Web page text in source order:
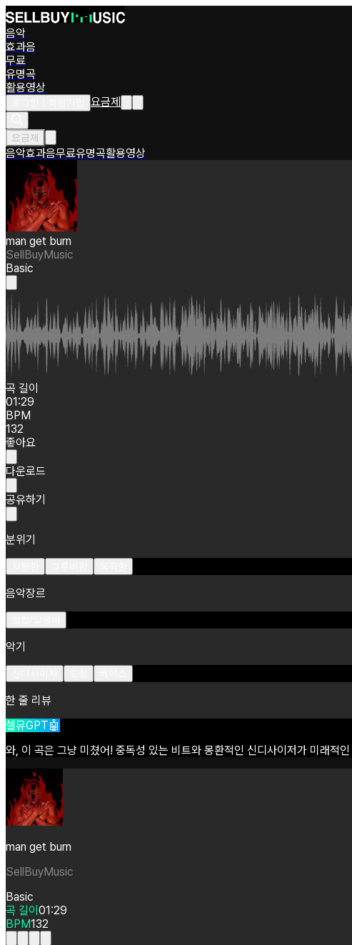
음악
효과음
무료
유명곡
활용영상
요금제
요금제
음악효과음무료유명곡활용영상
man get burn
SellBuyMusic
Basic
곡 길이
01:29
BPM
132
좋아요
다운로드
공유하기
분위기
음악장르
악기
한 줄 리뷰
셀뮤GPT🤖
와, 이 곡은 그냥 미쳤어! 중독성 있는 비트와 몽환적인 신디사이저가 미래적인
man get burn
SellBuyMusic
Basic
곡 길이 01:29
BPM132